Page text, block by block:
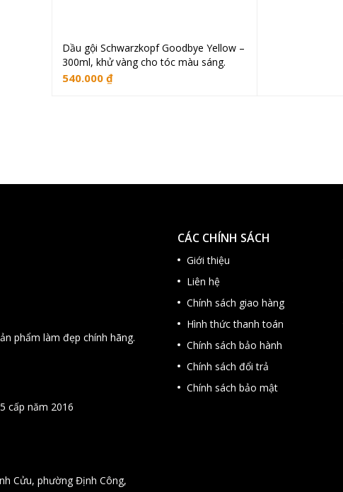
Thêm vào giỏ hàng
Dầu gội Schwarzkopf Goodbye Yellow –
300ml, khử vàng cho tóc màu sáng.
540.000 ₫
phẩm làm đẹp chính hãng.
cấp năm 2016
Cửu, phường Định Công,
CÁC CHÍNH SÁCH
Giới thiệu
Liên hệ
Chính sách giao hàng
Hình thức thanh toán
Chính sách bảo hành
Chính sách đổi trả
Chính sách bảo mật